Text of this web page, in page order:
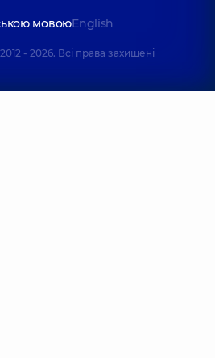
мовоюEnglish
- 2026. Всі права захищені